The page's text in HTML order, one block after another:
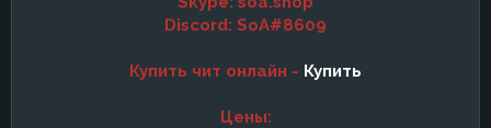
Discord: SoA#8609
Купить чит онлайн - Купить
Цены: